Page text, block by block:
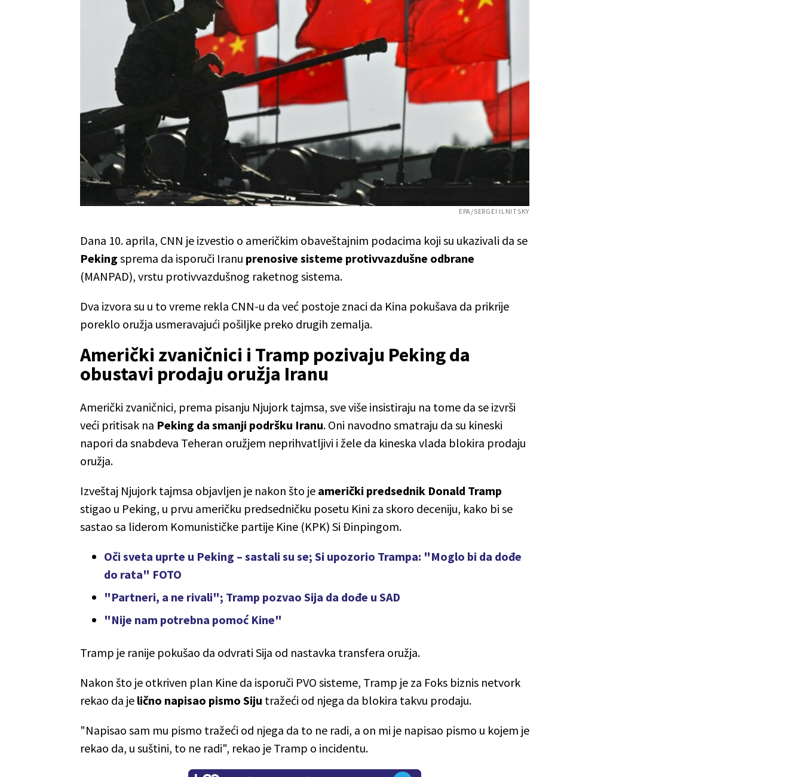
EPA/SERGEI ILNITSKY
Dana 10. aprila, CNN je izvestio o američkim obaveštajnim podacima koji su ukazivali da se
Peking sprema da isporuči Iranu prenosive sisteme protivvazdušne odbrane
(MANPAD), vrstu protivvazdušnog raketnog sistema.
Dva izvora su u to vreme rekla CNN-u da već postoje znaci da Kina pokušava da prikrije
poreklo oružja usmeravajući pošiljke preko drugih zemalja.
Američki zvaničnici i Tramp pozivaju Peking da
obustavi prodaju oružja Iranu
Američki zvaničnici, prema pisanju Njujork tajmsa, sve više insistiraju na tome da se izvrši
veći pritisak na Peking da smanji podršku Iranu. Oni navodno smatraju da su kineski
napori da snabdeva Teheran oružjem neprihvatljivi i žele da kineska vlada blokira prodaju
oružja.
Izveštaj Njujork tajmsa objavljen je nakon što je američki predsednik Donald Tramp
stigao u Peking, u prvu američku predsedničku posetu Kini za skoro deceniju, kako bi se
sastao sa liderom Komunističke partije Kine (KPK) Si Đinpingom.
Oči sveta uprte u Peking – sastali su se; Si upozorio Trampa: "Moglo bi da dođe
do rata" FOTO
"Partneri, a ne rivali"; Tramp pozvao Sija da dođe u SAD
"Nije nam potrebna pomoć Kine"
Tramp je ranije pokušao da odvrati Sija od nastavka transfera oružja.
Nakon što je otkriven plan Kine da isporuči PVO sisteme, Tramp je za Foks biznis netvork
rekao da je lično napisao pismo Siju tražeći od njega da blokira takvu prodaju.
"Napisao sam mu pismo tražeći od njega da to ne radi, a on mi je napisao pismo u kojem je
rekao da, u suštini, to ne radi", rekao je Tramp o incidentu.